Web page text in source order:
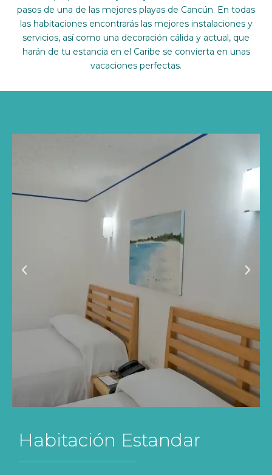
más impuestos
Habitación por noche.
más impuestos
Habitación por noche.
más impuestos
Habitación por noche.
más impuestos
Habitación por noche.
más impuestos
Habitación por noche.
más impuestos
Habitación por noche.
más impuestos
Habitación por noche.
más impuestos
Habitación por noche.
más impuestos
Habitación por noche.
pasos de una de las mejores playas de Cancún. En todas
las habitaciones encontrarás las mejores instalaciones y
servicios, así como una decoración cálida y actual, que
harán de tu estancia en el Caribe se convierta en unas
vacaciones perfectas.
Habitación Estandar